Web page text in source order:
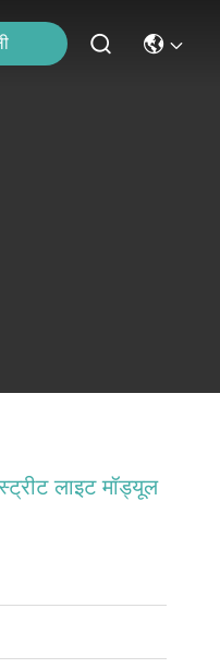
लाइट मॉड्यूल